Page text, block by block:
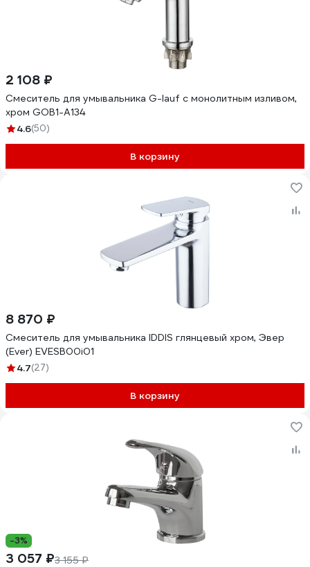
2 108 ₽
Смеситель для умывальника G-lauf с монолитным изливом,
хром GOB1-A134
4.6(50)
В корзину
8 870 ₽
Смеситель для умывальника IDDIS глянцевый хром, Эвер
(Ever) EVESB00i01
4.7(27)
В корзину
-3%
3 057 ₽3 155 ₽